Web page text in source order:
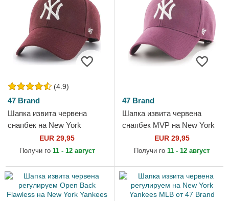
(4.9)
47 Brand
Шапка извита червена
снапбек на New York
Yankees MLB от 47 Brand
EUR 29,95
Получи го 11 - 12 август
47 Brand
Шапка извита червена
снапбек MVP на New York
Yankees MLB от 47 Brand
EUR 29,95
Получи го 11 - 12 август